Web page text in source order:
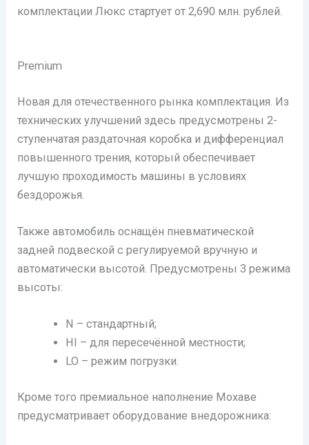
комплектации Люкс стартует от 2,690 млн. рублей.
Premium
Новая для отечественного рынка комплектация. Из
технических улучшений здесь предусмотрены 2-
ступенчатая раздаточная коробка и дифференциал
повышенного трения, который обеспечивает
лучшую проходимость машины в условиях
бездорожья.
Также автомобиль оснащён пневматической
задней подвеской с регулируемой вручную и
автоматически высотой. Предусмотрены 3 режима
высоты:
N – стандартный;
HI – для пересечённой местности;
LO – режим погрузки.
Кроме того премиальное наполнение Мохаве
предусматривает оборудование внедорожника: